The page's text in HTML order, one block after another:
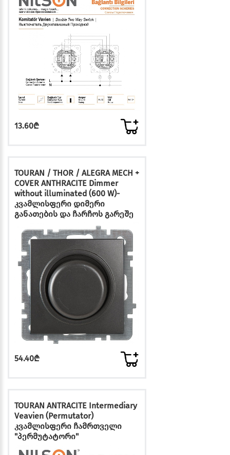
13.60₾
TOURAN / THOR / ALEGRA MECH +
COVER ANTHRACITE Dimmer
without illuminated (600 W)-
კვამლისფერი დიმერი
განათების და ჩარჩოს გარეშე
54.40₾
TOURAN ANTRACITE Intermediary
Veavien (Permutator)
კვამლისფერი ჩამრთველი
"პერმუტატორი"